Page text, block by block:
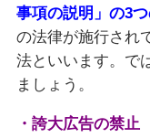
事項の説明」の3
の法律が施行され
法といいます。で
ましょう。
・誇大広告の禁止